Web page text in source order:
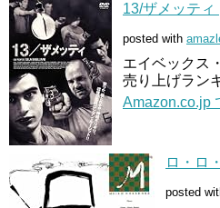
13/ザメッティ
posted with
エイベックス
売り上げラン
Amazon.co.jp
ロ・ロ
posted